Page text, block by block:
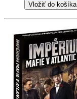
Vložiť do košíka